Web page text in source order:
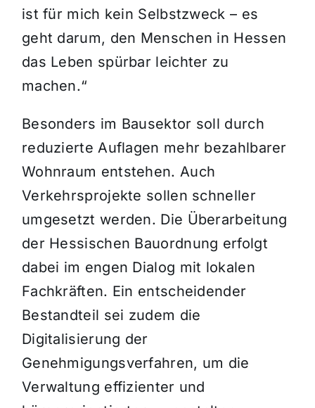
ist für mich kein Selbstzweck – es
geht darum, den Menschen in Hessen
das Leben spürbar leichter zu
machen.“
Besonders im Bausektor soll durch
reduzierte Auflagen mehr bezahlbarer
Wohnraum entstehen. Auch
Verkehrsprojekte sollen schneller
umgesetzt werden. Die Überarbeitung
der Hessischen Bauordnung erfolgt
dabei im engen Dialog mit lokalen
Fachkräften. Ein entscheidender
Bestandteil sei zudem die
Digitalisierung der
Genehmigungsverfahren, um die
Verwaltung effizienter und